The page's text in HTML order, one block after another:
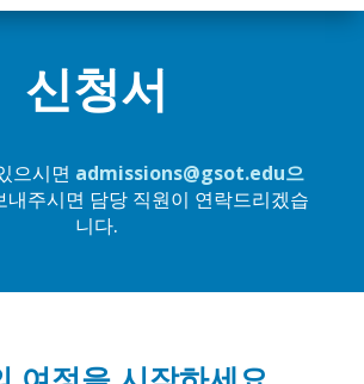
신청서
으시면 admissions@gsot.edu으
주시면 담당 직원이 연락드리겠습
니다.